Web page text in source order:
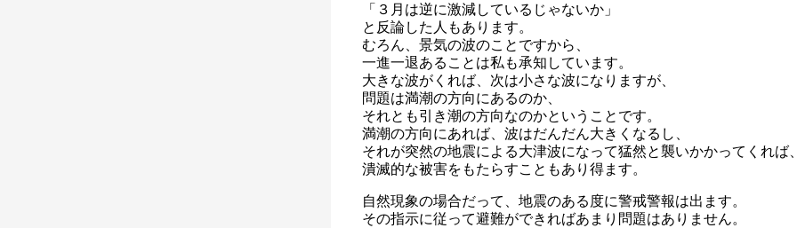
「３月は逆に激減しているじゃないか」
と反論した人もあります。
むろん、景気の波のことですから、
一進一退あることは私も承知しています。
大きな波がくれば、次は小さな波になりますが、
問題は満潮の方向にあるのか、
それとも引き潮の方向なのかということです。
満潮の方向にあれば、波はだんだん大きくなるし、
それが突然の地震による大津波になって猛然と襲いかかってくれば
潰滅的な被害をもたらすこともあり得ます。
自然現象の場合だって、地震のある度に警戒警報は出ます。
その指示に従って避難ができればあまり問題はありません。